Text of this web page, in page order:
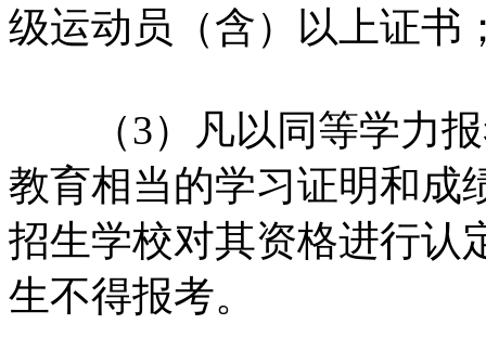
级运动员（含）以上证书
（3）凡以同等学力报
教育相当的学习证明和成
招生学校对其资格进行认
生不得报考。